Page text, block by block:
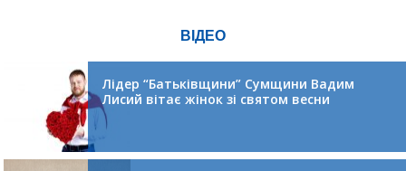
ВІДЕО
Лідер “Батьківщини” Сумщини Вадим
Лисий вітає жінок зі святом весни